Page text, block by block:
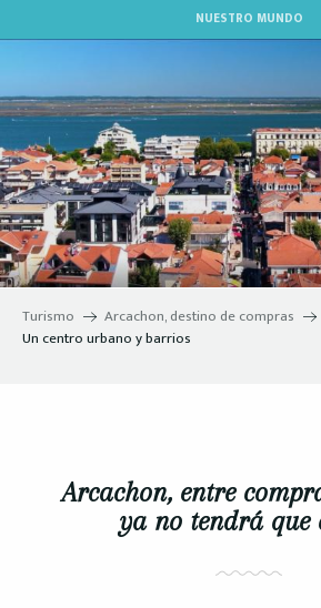
au
principal
NUESTRO MUNDO
Turismo
Arcachon, destino de compras
Un centro urbano y barrios
Arcachon, entre
ya no tendrá que